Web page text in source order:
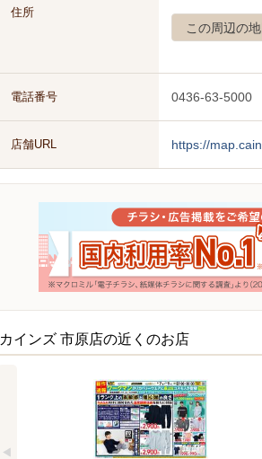
住所
この周辺の
電話番号 0436-63-5000
店舗URL https://
カインズ 市原店の近くのお店